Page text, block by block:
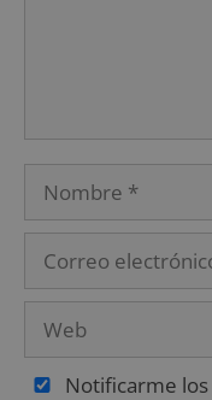
Notificarme